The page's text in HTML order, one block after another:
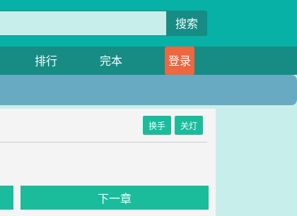
搜索
排行 完本
登录
换手 关灯
下一章